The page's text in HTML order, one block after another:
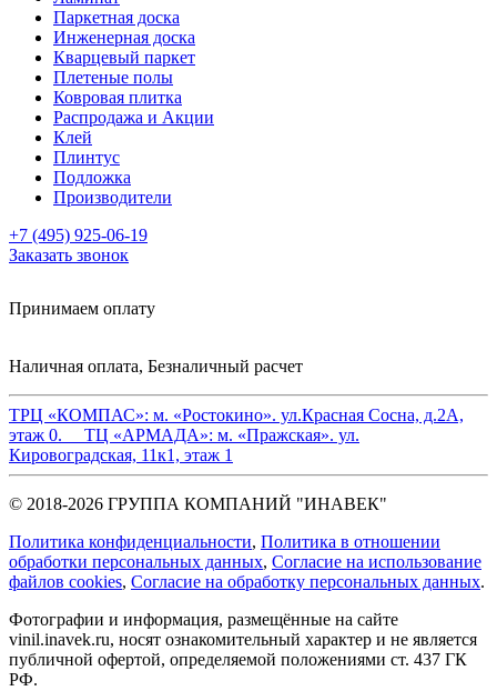
Паркетная доска
Инженерная доска
Кварцевый паркет
Плетеные полы
Ковровая плитка
Распродажа и Акции
Клей
Плинтус
Подложка
Производители
+7 (495) 925-06-19
Заказать звонок
Принимаем оплату
Наличная оплата, Безналичный расчет
ТРЦ «КОМПАС»: м. «Ростокино». ул.Красная Сосна, д.2А,
этаж 0. ТЦ «АРМАДА»: м. «Пражская». ул.
Кировоградская, 11к1, этаж 1
© 2018-2026 ГРУППА КОМПАНИЙ "ИНАВЕК"
Политика конфиденциальности, Политика в отношении
обработки персональных данных, Cогласие на использование
файлов cookies, Согласие на обработку персональных данных.
Фотографии и информация, размещённые на сайте
vinil.inavek.ru, носят ознакомительный характер и не является
публичной офертой, определяемой положениями ст. 437 ГК
РФ.